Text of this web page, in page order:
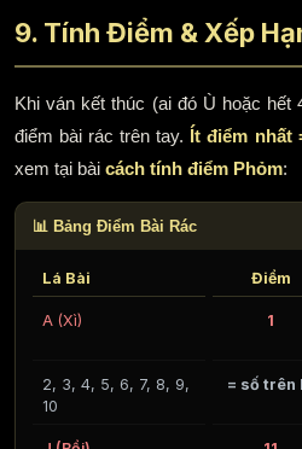
9. Tính Điểm & Xếp
Khi ván kết thúc (ai đó Ù hoặc
điểm bài rác trên tay. Ít điểm nhất
xem tại bài cách tính điểm Phỏm:
📊 Bảng Điểm Bài Rác
Lá Bài Điểm
A (Xì) 1
2, 3, 4, 5, 6, 7, 8, 9,
10
= số trên